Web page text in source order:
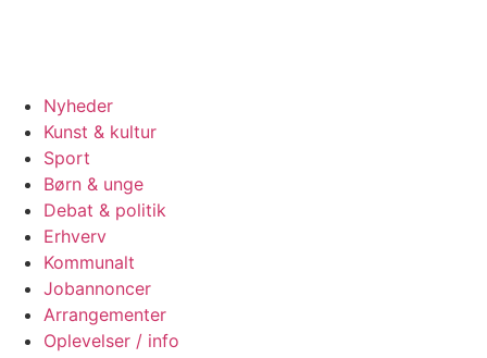
Nyheder
Kunst & kultur
Sport
Børn & unge
Debat & politik
Erhverv
Kommunalt
Jobannoncer
Arrangementer
Oplevelser / info